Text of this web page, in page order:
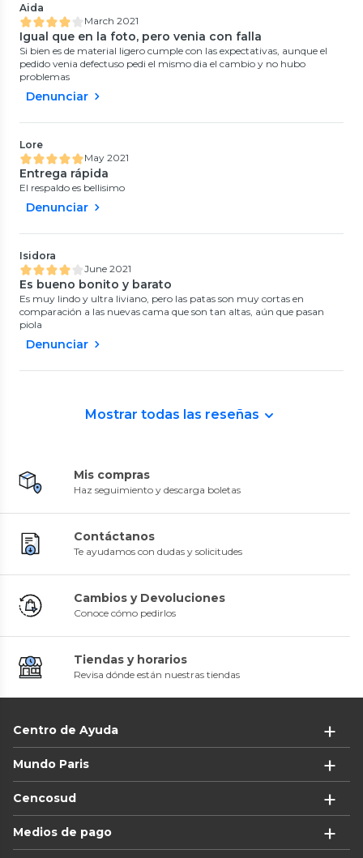
Aida
March 2021
Igual que en la foto, pero venia con falla
Si bien es de material ligero cumple con las expectativas, aunque el
pedido venia defectuso pedi el mismo dia el cambio y no hubo
problemas
Denunciar
Lore
May 2021
Entrega rápida
El respaldo es bellisimo
Denunciar
Isidora
June 2021
Es bueno bonito y barato
Es muy lindo y ultra liviano, pero las patas son muy cortas en
comparación a las nuevas cama que son tan altas, aún que pasan
piola
Denunciar
Mostrar todas las reseñas
Mis compras
Haz seguimiento y descarga boletas
Contáctanos
Te ayudamos con dudas y solicitudes
Cambios y Devoluciones
Conoce cómo pedirlos
Tiendas y horarios
Revisa dónde están nuestras tiendas
Centro de Ayuda
Mundo Paris
Cencosud
Medios de pago